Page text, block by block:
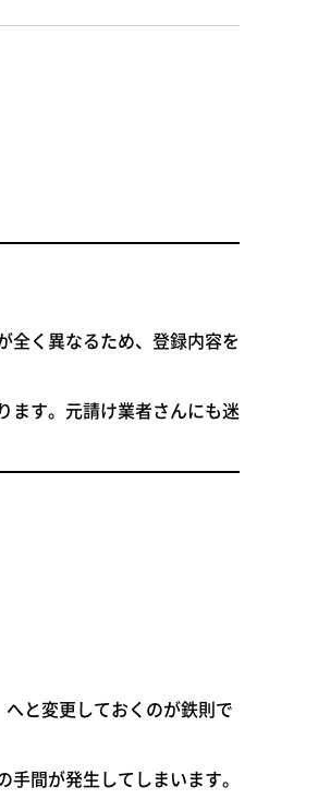
全く異なるため、登録内容を
ます。元請け業者さんにも迷
と変更しておくのが鉄則で
間が発生してしまいます。